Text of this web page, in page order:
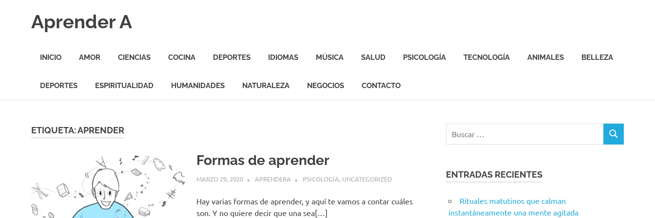
contenidoAprender A
másINICIO AMOR CIENCIAS COCINA DEPORTES IDIOMAS MÚSICA SALUD PSICOLOGÍA TECNOLOGÍA ANIMALES BELLEZA
DEPORTES ESPIRITUALIDAD HUMANIDADES NATURALEZA NEGOCIOS CONTACTO
ETIQUETA:APRENDER
Formas de aprender
MARZO 29, 2020 APRENDERA PSICOLOGÍA, UNCATEGORIZED
Hay varias formas de aprender, y aquí te vamos a contar cuáles
son. Y no quiere decir que una sea[…]
ENTRADAS RECIENTES
Rituales matutinos que calman
instantáneamente una mente agitada